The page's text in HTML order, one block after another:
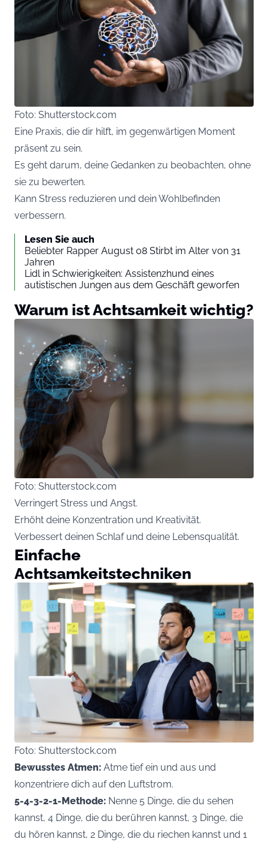
Foto: Shutterstock.com
Eine Praxis, die dir hilft, im gegenwärtigen Moment
präsent zu sein.
Es geht darum, deine Gedanken zu beobachten, ohne
sie zu bewerten.
Kann Stress reduzieren und dein Wohlbefinden
verbessern.
Lesen Sie auch
Beliebter Rapper August 08 Stirbt im Alter von 31
Jahren
Lidl in Schwierigkeiten: Assistenzhund eines
autistischen Jungen aus dem Geschäft geworfen
Warum ist Achtsamkeit wichtig?
Foto: Shutterstock.com
Verringert Stress und Angst.
Erhöht deine Konzentration und Kreativität.
Verbessert deinen Schlaf und deine Lebensqualität.
Einfache
Achtsamkeitstechniken
Foto: Shutterstock.com
Bewusstes Atmen: Atme tief ein und aus und
konzentriere dich auf den Luftstrom.
5-4-3-2-1-Methode: Nenne 5 Dinge, die du sehen
kannst, 4 Dinge, die du berühren kannst, 3 Dinge, die
du hören kannst, 2 Dinge, die du riechen kannst und 1